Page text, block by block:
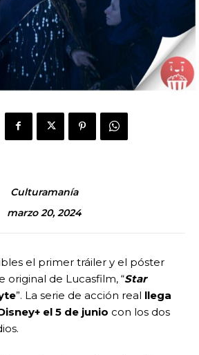
Culturamanía
marzo 20, 2024
el primer tráiler y el póster
original de Lucasfilm, “Star
”. La serie de acción real llega
el 5 de junio con los dos